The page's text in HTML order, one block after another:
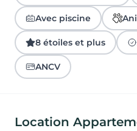
Avec piscine
8 étoiles et plus
ANCV
Location